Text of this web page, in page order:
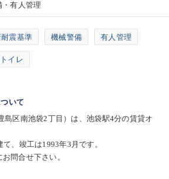
・有人管理
耐震基準 機械警備 有人管理
イレ
いて
島区南池袋2丁目）は、池袋駅4分の賃貸オ
、竣工は1993年3月です。
問合せ下さい。